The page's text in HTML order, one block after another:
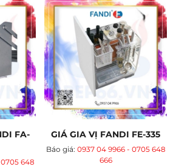
FA-
648
GIÁ GIA VỊ FANDI FE-335
Báo giá: 0937 04 9966 - 0705 648
666